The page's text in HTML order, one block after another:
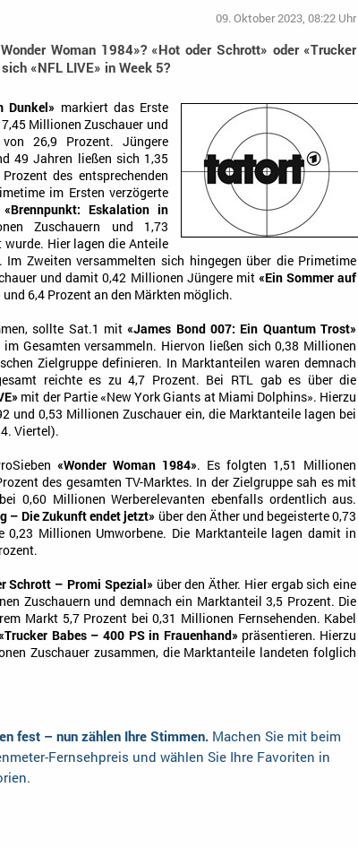
09. Oktober 2023, 08:22 Uhr
Woman 1984»? «Hot oder Schrott» oder «Trucker
«NFL LIVE» in Week 5?
Dunkel» markiert das Erste
Millionen Zuschauer und
26,9 Prozent. Jüngere
49 Jahren ließen sich 1,35
des entsprechenden
im Ersten verzögerte
«Brennpunkt: Eskalation in
Zuschauern und 1,73
Hier lagen die Anteile
Im Zweiten versammelten sich hingegen über die Primetime
und damit 0,42 Millionen Jüngere mit «Ein Sommer auf
6,4 Prozent an den Märkten möglich.
sollte Sat.1 mit«James Bond 007: Ein Quantum Trost»
Gesamten versammeln. Hiervon ließen sich 0,38 Millionen
Zielgruppe definieren. In Marktanteilen waren demnach
reichte es zu 4,7 Prozent. Bei RTL gab es über die
mit der Partie «New York Giants at Miami Dolphins». Hierzu
und 0,53 Millionen Zuschauer ein, die Marktanteile lagen bei
Viertel).
«Wonder Woman 1984». Es folgten 1,51 Millionen
des gesamten TV-Marktes. In der Zielgruppe sah es mit
0,60 Millionen Werberelevanten ebenfalls ordentlich aus.
– Die Zukunft endet jetzt» über den Äther und begeisterte 0,73
0,23 Millionen Umworbene. Die Marktanteile lagen damit in
Schrott – Promi Spezial» über den Äther. Hier ergab sich eine
Zuschauern und demnach ein Marktanteil 3,5 Prozent. Die
Markt 5,7 Prozent bei 0,31 Millionen Fernsehenden. Kabel
Babes – 400 PS in Frauenhand» präsentieren. Hierzu
Zuschauer zusammen, die Marktanteile landeten folglich
fest – nun zählen Ihre Stimmen.Machen Sie mit beim
Fernsehpreis und wählen Sie Ihre Favoriten in